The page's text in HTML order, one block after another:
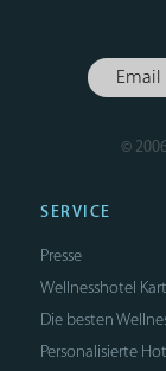
©
SERVICE
Presse
Wellnesshotel
Die besten
Personalisierte